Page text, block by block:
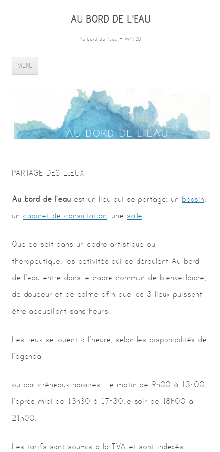
AU BORD DE L'EAU
Au bord de l'eau – WATSU
MENU
PARTAGE DES LIEUX
Au bord de l’eau est un lieu qui se partage: un bassin,
un cabinet de consultation, une salle.
Que ce soit dans un cadre artistique ou
thérapeutique, les activités qui se déroulent Au bord
de l’eau entre dans le cadre commun de bienveillance,
de douceur et de calme afin que les 3 lieux puissent
être accueillant sans heurs.
Les lieux se louent à l’heure, selon les disponibilités de
l’agenda
ou par créneaux horaires : le matin de 9h00 à 13h00,
l’après midi de 13h30 à 17h30,le soir de 18h00 à
21h00.
Les tarifs sont soumis à la TVA et sont indexés